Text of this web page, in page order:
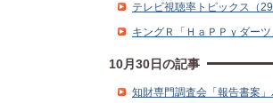
テレビ視聴率トピックス（29
キングＲ「ＨａＰＰｙダー
10月30日の記事
知財専門調査会「報告書案